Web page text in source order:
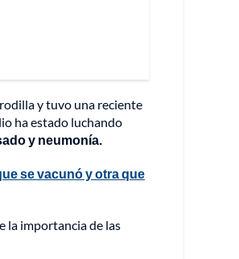
y tuvo una reciente
ha estado luchando
y neumonía.
se vacunó y otra que
la importancia de las